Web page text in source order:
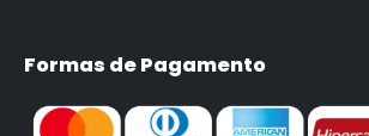
Formas de Pagamento